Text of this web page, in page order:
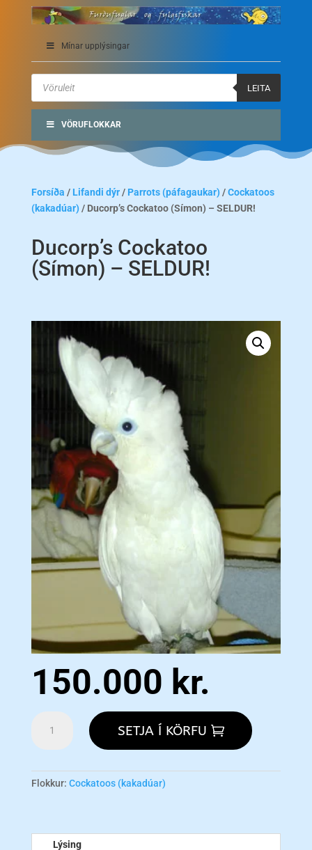
Mínar upplýsingar
Products
search
LEITA
VÖRUFLOKKAR
Forsíða / Lifandi dýr/ Parrots (páfagaukar) /Cockatoos
(kakadúar) / Ducorp’s Cockatoo (Símon) – SELDUR!
Ducorp’s Cockatoo
(Símon) – SELDUR!
150.000 kr.
Cockatoo
SELDUR!
SETJA Í KÖRFU
Flokkur: Cockatoos (kakadúar)
Lýsing